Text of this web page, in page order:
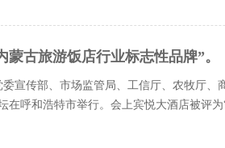
古旅游饭店行业标志性品牌”。
宣传部、市场监管局、工信厅、农牧厅、
呼和浩特市举行。会上宾悦大酒店被评为